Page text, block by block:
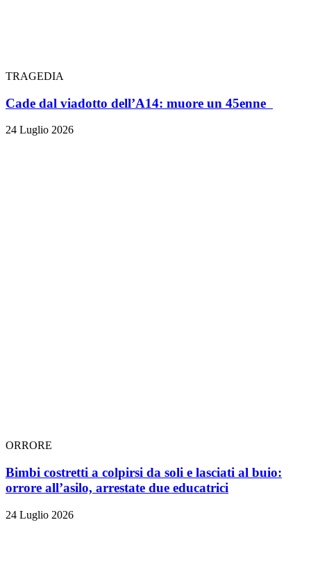
TRAGEDIA
Cade dal viadotto dell’A14: muore un 45enne
24 Luglio 2026
ORRORE
Bimbi costretti a colpirsi da soli e lasciati al buio:
orrore all’asilo, arrestate due educatrici
24 Luglio 2026